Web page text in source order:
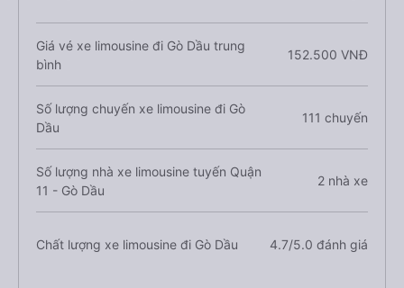
Giá vé xe limousine đi Gò Dầu trung
bình
152.500 VNĐ
Số lượng chuyến xe limousine đi Gò
Dầu
111 chuyến
Số lượng nhà xe limousine tuyến Quận
11 - Gò Dầu
2 nhà xe
Chất lượng xe limousine đi Gò Dầu 4.7/5.0 đánh giá